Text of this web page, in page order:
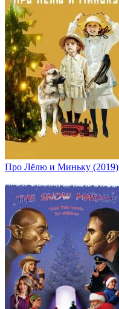
Про Лёлю и Миньку (2019)